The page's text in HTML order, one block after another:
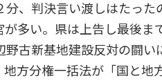
分、判決言い渡しはたっ
多い。県は上告し最後ま
古新基地建設反対の闘い
地方分権一括法が「国と地